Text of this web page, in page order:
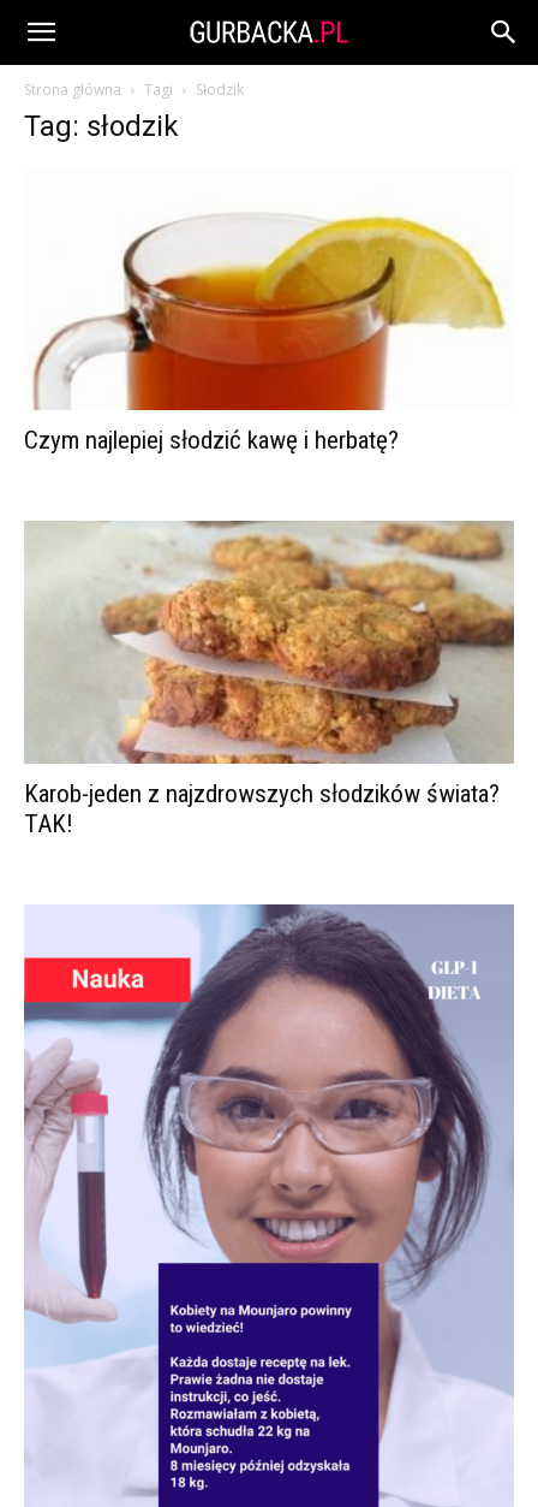
Strona główna Tagi Słodzik
Tag: słodzik
Czym najlepiej słodzić kawę i herbatę?
Karob-jeden z najzdrowszych słodzików świata?
TAK!